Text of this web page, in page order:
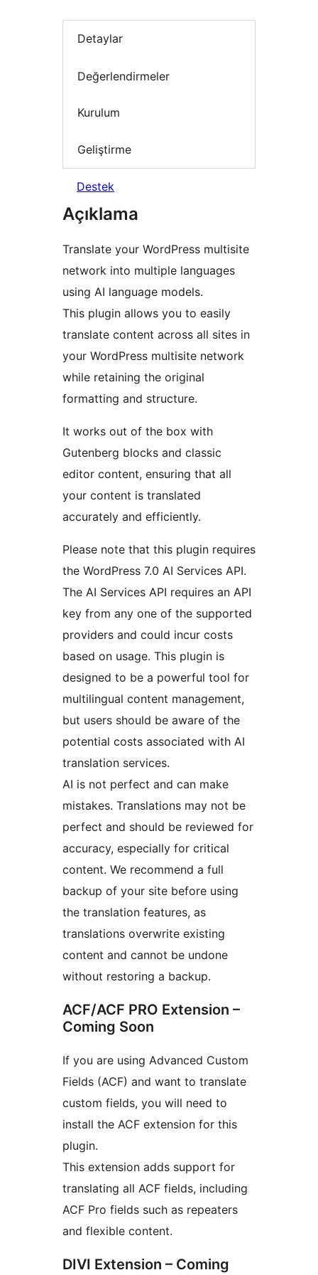
Detaylar
Değerlendirmeler
Kurulum
Geliştirme
Destek
Açıklama
Translate your WordPress multisite
network into multiple languages
using AI language models.
This plugin allows you to easily
translate content across all sites in
your WordPress multisite network
while retaining the original
formatting and structure.
It works out of the box with
Gutenberg blocks and classic
editor content, ensuring that all
your content is translated
accurately and efficiently.
Please note that this plugin requires
the WordPress 7.0 AI Services API.
The AI Services API requires an API
key from any one of the supported
providers and could incur costs
based on usage. This plugin is
designed to be a powerful tool for
multilingual content management,
but users should be aware of the
potential costs associated with AI
translation services.
AI is not perfect and can make
mistakes. Translations may not be
perfect and should be reviewed for
accuracy, especially for critical
content. We recommend a full
backup of your site before using
the translation features, as
translations overwrite existing
content and cannot be undone
without restoring a backup.
ACF/ACF PRO Extension –
Coming Soon
If you are using Advanced Custom
Fields (ACF) and want to translate
custom fields, you will need to
install the ACF extension for this
plugin.
This extension adds support for
translating all ACF fields, including
ACF Pro fields such as repeaters
and flexible content.
DIVI Extension – Coming